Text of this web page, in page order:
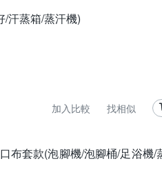
/汗蒸箱/蒸汗機)
加入比較 找相似
布套款(泡腳機/泡腳桶/足浴機/